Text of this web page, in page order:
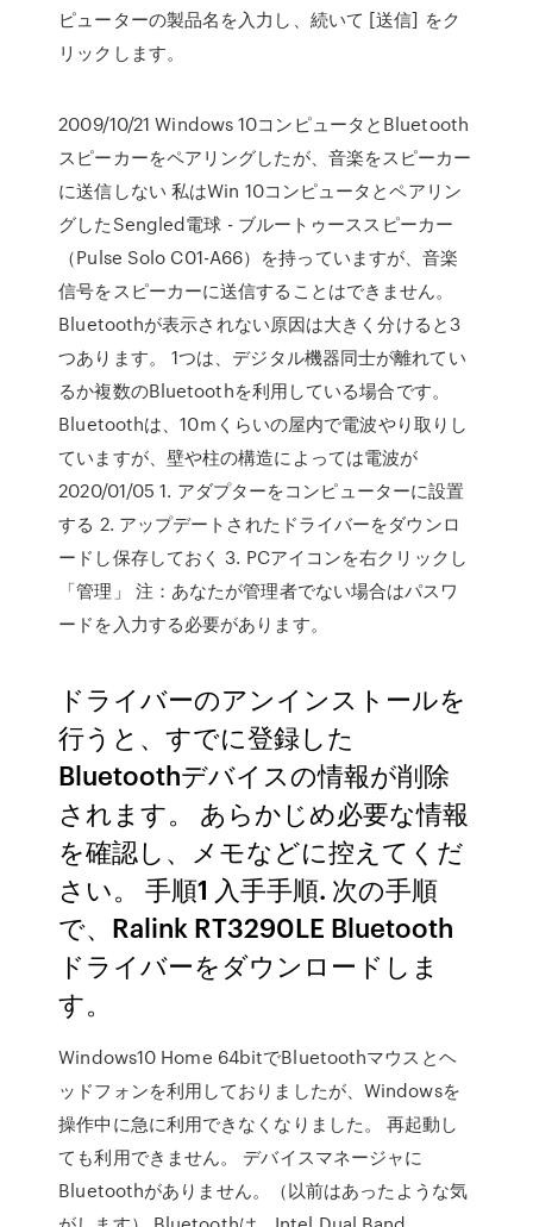
ピューターの製品名を入力し、続いて [送信] をク
リックします。
2009/10/21 Windows 10コンピュータとBluetooth
スピーカーをペアリングしたが、音楽をスピーカー
に送信しない 私はWin 10コンピュータとペアリン
グしたSengled電球 - ブルートゥーススピーカー
（Pulse Solo C01-A66）を持っていますが、音楽
信号をスピーカーに送信することはできません。
Bluetoothが表示されない原因は大きく分けると3
つあります。 1つは、デジタル機器同士が離れてい
るか複数のBluetoothを利用している場合です。
Bluetoothは、10mくらいの屋内で電波やり取りし
ていますが、壁や柱の構造によっては電波が
2020/01/05 1. アダプターをコンピューターに設置
する 2. アップデートされたドライバーをダウンロ
ードし保存しておく 3. PCアイコンを右クリックし
「管理」 注：あなたが管理者でない場合はパスワ
ードを入力する必要があります。
ドライバーのアンインストールを
行うと、すでに登録した
Bluetoothデバイスの情報が削除
されます。 あらかじめ必要な情報
を確認し、メモなどに控えてくだ
さい。 手順1 入手手順. 次の手順
で、Ralink RT3290LE Bluetooth
ドライバーをダウンロードしま
す。
Windows10 Home 64bitでBluetoothマウスとヘ
ッドフォンを利用しておりましたが、Windowsを
操作中に急に利用できなくなりました。 再起動し
ても利用できません。 デバイスマネージャに
Bluetoothがありません。（以前はあったような気